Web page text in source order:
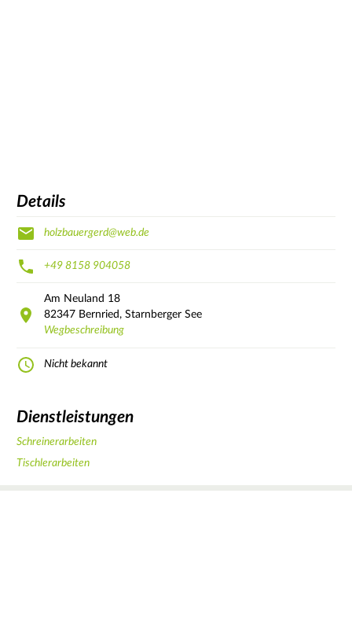
Details
holzbauergerd@web.de
+49 8158 904058
Am Neuland 18
82347 Bernried, Starnberger See
Wegbeschreibung
Nicht bekannt
Dienstleistungen
Schreinerarbeiten
Tischlerarbeiten